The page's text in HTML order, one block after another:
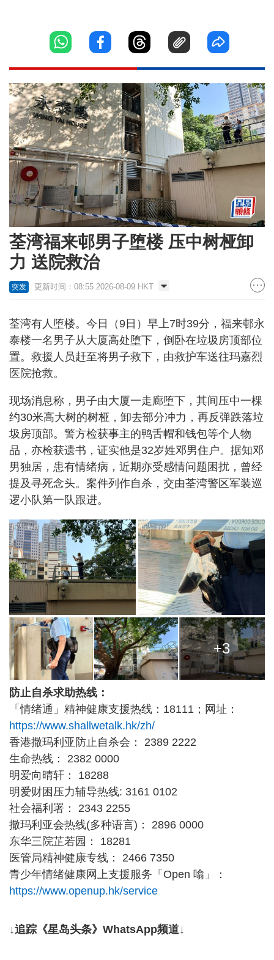
荃湾福来邨男子堕楼 压中树桠卸
力 送院救治
突发 更新时间：08:55 2026-08-09 HKT
荃湾有人堕楼。今日（9日）早上7时39分，福来邨永
泰楼一名男子从大厦高处堕下，倒卧在垃圾房顶部位
置。救援人员赶至将男子救下，由救护车送往玛嘉烈
医院抢救。
现场消息称，男子由大厦一走廊堕下，其间压中一棵
约30米高大树的树桠，卸去部分冲力，再反弹跌落垃
圾房顶部。警方检获事主的鸭舌帽和钱包等个人物
品，亦检获遗书，证实他是32岁姓邓男住户。据知邓
男独居，患有情绪病，近期亦受感情问题困扰，曾经
提及寻死念头。案件列作自杀，交由荃湾警区军装巡
逻小队第一队跟进。
+3
防止自杀求助热线：
「情绪通」精神健康支援热线：18111；网址：
https://www.shallwetalk.hk/zh/
香港撒玛利亚防止自杀会： 2389 2222
生命热线： 2382 0000
明爱向晴轩： 18288
明爱财困压力辅导热线: 3161 0102
社会福利署： 2343 2255
撒玛利亚会热线(多种语言)： 2896 0000
东华三院芷若园： 18281
医管局精神健康专线： 2466 7350
青少年情绪健康网上支援服务「Open 噏」：
https://www.openup.hk/service
↓追踪《星岛头条》WhatsApp频道↓